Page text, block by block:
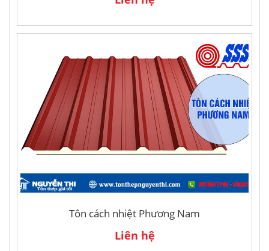
Tôn cách nhiệt Phương Nam
Liên hệ